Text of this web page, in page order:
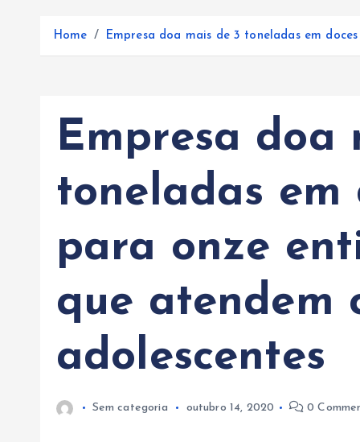
Home Empresa doa mais de 3 toneladas em
Empresa doa
toneladas em
para onze
que atendem
adolescentes
Sem categoria outubro 14, 2020 0